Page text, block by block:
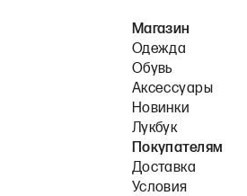
Магазин
Одежда
Обувь
Аксессуары
Новинки
Лукбук
Покупателям
Доставка
Условия